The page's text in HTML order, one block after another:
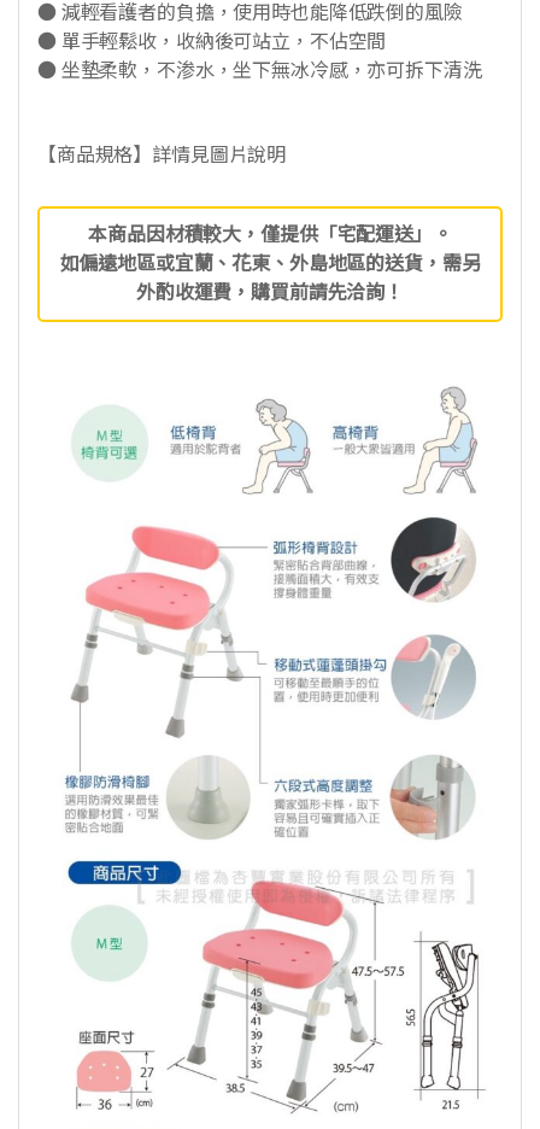
● 減輕看護者的負擔，使用時也能降低跌倒的風險
● 單手輕鬆收，收納後可站立，不佔空間
● 坐墊柔軟，不渗水，坐下無冰冷感，亦可拆下清洗
【商品規格】詳情見圖片說明
本商品因材積較大，僅提供「宅配運送」。
如偏遠地區或宜蘭、花東、外島地區的送貨，需另
外酌收運費，購買前請先洽詢！